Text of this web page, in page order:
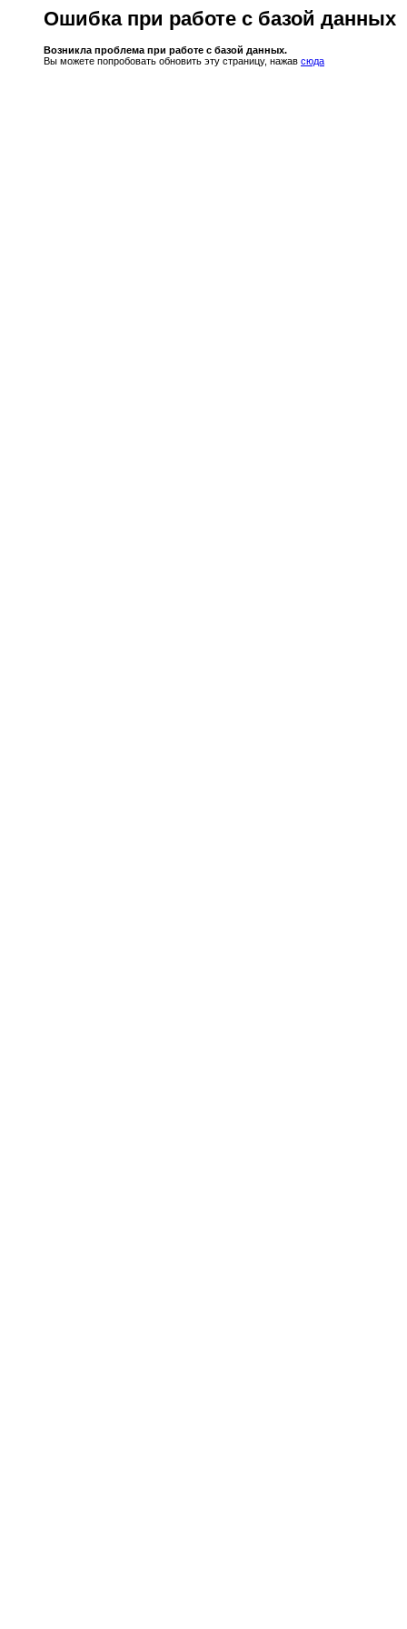
Ошибка при работе с базой данных
Возникла проблема при работе с базой данных.
Вы можете попробовать обновить эту страницу, нажав сюда